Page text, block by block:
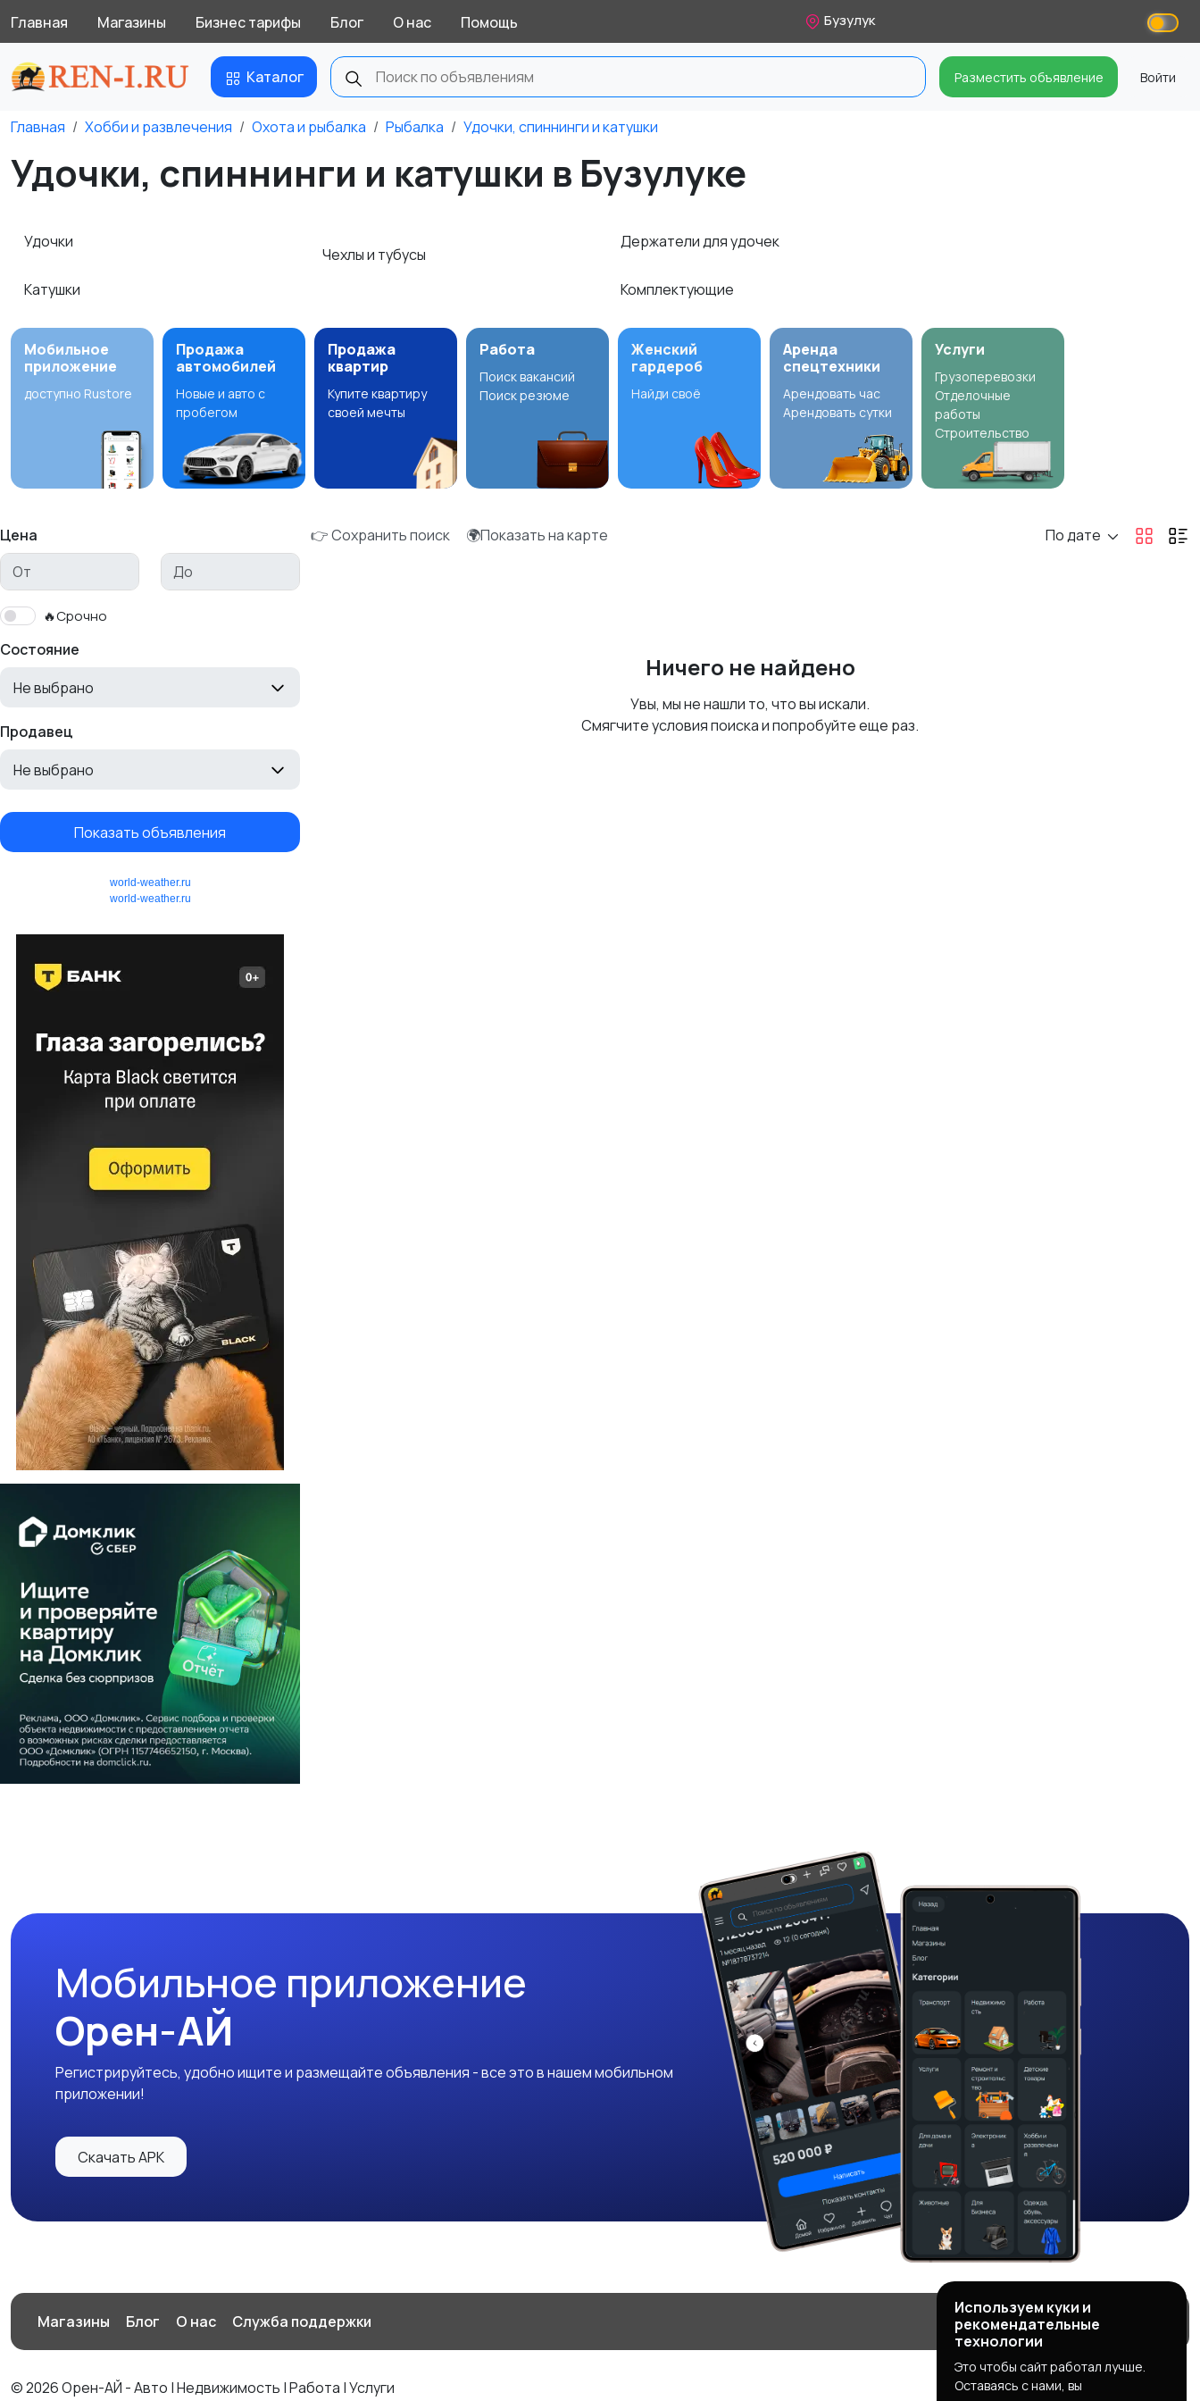
Главная Магазины Бизнес тарифы Блог О нас Помощь Бузулук
Каталог Разместить объявление Войти
Главная Хобби и развлечения Охота и рыбалка Рыбалка Удочки, спиннинги и катушки
Удочки, спиннинги и катушки в Бузулуке
Удочки
Катушки
Чехлы и тубусы
Держатели для удочек
Комплектующие
Мобильное
приложение
доступно Rustore
Продажа
автомобилей
Новые и авто с
пробегом
Продажа
квартир
Купите квартиру
своей мечты
Работа
Поиск вакансий
Поиск резюме
Женский
гардероб
Найди своё
Аренда
спецтехники
Арендовать час
Арендовать сутки
Услуги
Грузоперевозки
Отделочные
работы
Строительство
Цена
🔥Срочно
Состояние
Не выбрано
Продавец
Не выбрано
Показать объявления
world-weather.ru
world-weather.ru
👉 Сохранить поиск 🌍Показать на карте По дате
Ничего не найдено
Увы, мы не нашли то, что вы искали.
Смягчите условия поиска и попробуйте еще раз.
Мобильное приложение
Орен-АЙ
Регистрируйтесь, удобно ищите и размещайте объявления - все это в нашем мобильном
приложении!
Скачать APK
Магазины Блог О нас Служба поддержки
© 2026 Орен-АЙ - Авто | Недвижимость | Работа | Услуги
Используем куки и
рекомендательные
технологии
Это чтобы сайт работал лучше.
Оставаясь с нами, вы